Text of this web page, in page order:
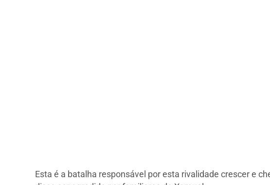
Esta é a batalha responsável por esta rivalidade crescer e